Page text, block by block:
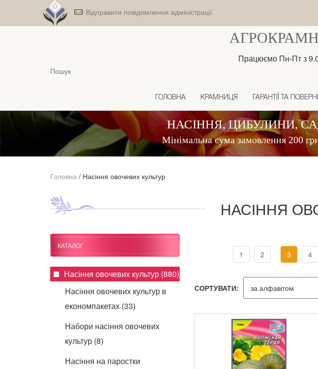
Відправити повідомлення адміністрації
Працюємо Пн-Пт з
ГОЛОВНА КРАМНИЦЯ ГАРАНТІЇ ТА
НАСІННЯ, ЦИБУЛИНИ,
Мінімальна сума замовлення 200
Головна / Насіння овочевих культур
НАСІННЯ
КАТАЛОГ
Насіння овочевих культур (880)
Насіння овочевих культур в
економпакетах (33)
Набори насіння овочевих
культур (8)
Насіння на паростки
1 2 3 4
СОРТУВАТИ: